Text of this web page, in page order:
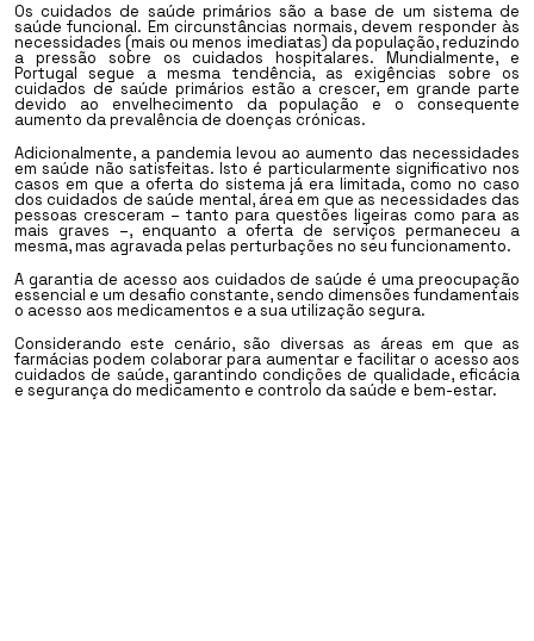
Os cuidados de saúde primários são a base de um sistema de
saúde funcional. Em circunstâncias normais, devem responder às
necessidades (mais ou menos imediatas) da população, reduzindo
a pressão sobre os cuidados hospitalares. Mundialmente, e
Portugal segue a mesma tendência, as exigências sobre os
cuidados de saúde primários estão a crescer, em grande parte
devido ao envelhecimento da população e o consequente
aumento da prevalência de doenças crónicas.
Adicionalmente, a pandemia levou ao aumento das necessidades
em saúde não satisfeitas. Isto é particularmente significativo nos
casos em que a oferta do sistema já era limitada, como no caso
dos cuidados de saúde mental, área em que as necessidades das
pessoas cresceram – tanto para questões ligeiras como para as
mais graves –, enquanto a oferta de serviços permaneceu a
mesma, mas agravada pelas perturbações no seu funcionamento.
A garantia de acesso aos cuidados de saúde é uma preocupação
essencial e um desafio constante, sendo dimensões fundamentais
o acesso aos medicamentos e a sua utilização segura.
Considerando este cenário, são diversas as áreas em que as
farmácias podem colaborar para aumentar e facilitar o acesso aos
cuidados de saúde, garantindo condições de qualidade, eficácia
e segurança do medicamento e controlo da saúde e bem-estar.